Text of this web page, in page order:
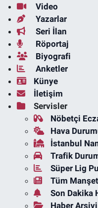
Video
Yazarlar
Seri İlan
Röportaj
Biyografi
Anketler
Künye
İletişim
Servisler
Nöbetçi
Hava
İstanbul
Trafik
Süper Lig
Tüm
Son Dakika
Haber Arşivi